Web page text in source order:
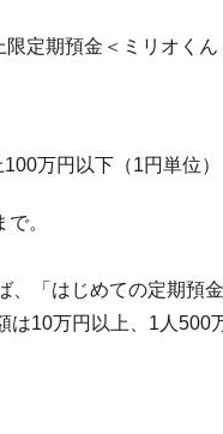
定期預金＜ミリオくん
万円以下（1円単位）
。
、「はじめての定期預
は10万円以上、1人500